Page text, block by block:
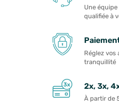
Une
qualifiée à
Réglez vos
tranquillité
2x, 3x,
À partir de